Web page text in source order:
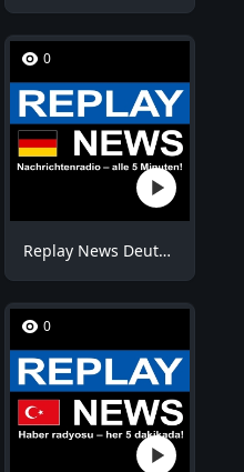
0
Replay News Deutsch
0